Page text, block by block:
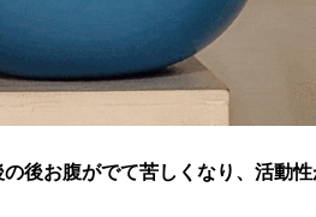
後お腹がでて苦しくなり、活動性